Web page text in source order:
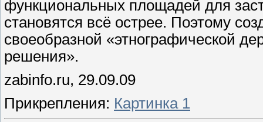
функциональных площадей для
становятся всё острее. Поэтому
своеобразной «этнографической
решения».
zabinfo.ru, 29.09.09
Прикрепления: Картинка 1